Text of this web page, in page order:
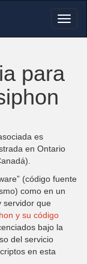
para
es
en Ontario
(código fuente
como en un
servidor que
y su código
bajo la
del servicio
en esta